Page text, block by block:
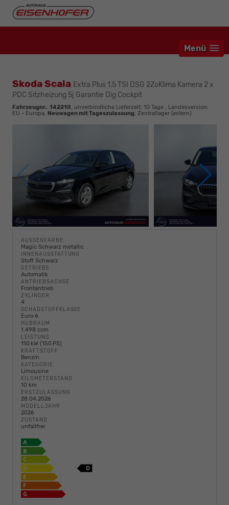
Menü
Skoda Scala Extra Plus 1,5 TSI DSG 2ZoKlima Kamera 2 x
PDC Sitzheizung 5j Garantie Dig Cockpit
Fahrzeugnr.: 142210, unverbindliche Lieferzeit: 10 Tage , Landesversion:
EU - Europa, Neuwagen mit Tageszulassung, Zentrallager (extern)
AUSSENFARBE
Magic Schwarz metallic
INNENAUSSTATTUNG
Stoff Schwarz
GETRIEBE
Automatik
ANTRIEBSACHSE
Frontantrieb
ZYLINDER
4
SCHADSTOFFKLASSE
Euro 6
HUBRAUM
1.498 ccm
LEISTUNG
110 kW (150 PS)
KRAFTSTOFF
Benzin
KATEGORIE
Limousine
KILOMETERSTAND
10 km
ERSTZULASSUNG
28.04.2026
MODELLJAHR
2026
ZUSTAND
unfallfrei